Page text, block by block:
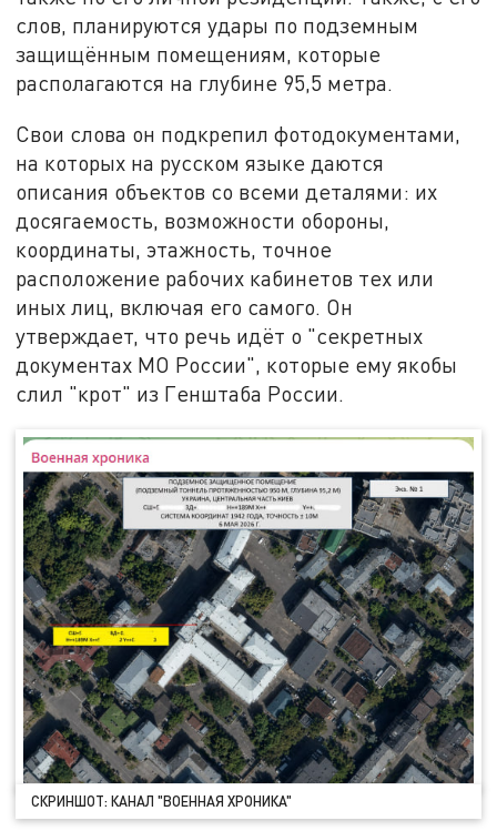
слов, планируются удары по подземным
защищённым помещениям, которые
располагаются на глубине 95,5 метра.
Свои слова он подкрепил фотодокументами,
на которых на русском языке даются
описания объектов со всеми деталями: их
досягаемость, возможности обороны,
координаты, этажность, точное
расположение рабочих кабинетов тех или
иных лиц, включая его самого. Он
утверждает, что речь идёт о "секретных
документах МО России", которые ему якобы
слил "крот" из Генштаба России.
СКРИНШОТ: КАНАЛ "ВОЕННАЯ ХРОНИКА"